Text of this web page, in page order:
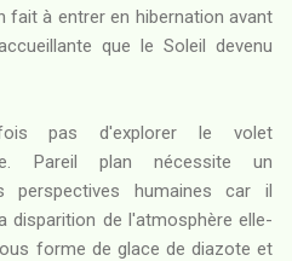
fait à entrer en hibernation avant
que le Soleil devenu
pas d'explorer le volet
Pareil plan nécessite un
perspectives humaines car il
disparition de l'atmosphère elle-
forme de glace de diazote et